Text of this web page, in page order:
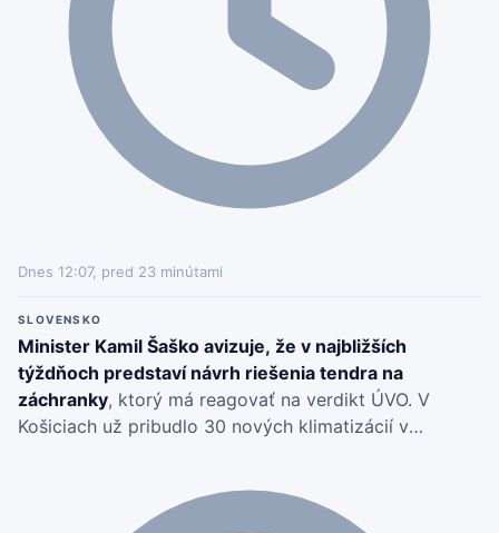
Dnes 12:07, pred 23 minútami
SLOVENSKO
Minister Kamil Šaško avizuje, že v najbližších
týždňoch predstaví návrh riešenia tendra na
záchranky, ktorý má reagovať na verdikt ÚVO. V
Košiciach už pribudlo 30 nových klimatizácií v